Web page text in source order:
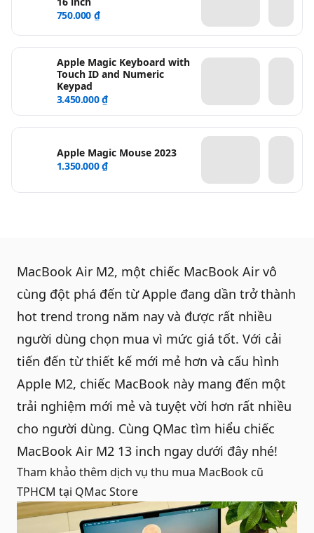
750.000 ₫
Apple Magic Keyboard with
Touch ID and Numeric
Keypad
3.450.000 ₫
Apple Magic Mouse 2023
1.350.000 ₫
MacBook Air M2, một chiếc MacBook Air vô
cùng đột phá đến từ Apple đang dần trở thành
hot trend trong năm nay và được rất nhiều
người dùng chọn mua vì mức giá tốt. Với cải
tiến đến từ thiết kế mới mẻ hơn và cấu hình
Apple M2, chiếc MacBook này mang đến một
trải nghiệm mới mẻ và tuyệt vời hơn rất nhiều
cho người dùng. Cùng QMac tìm hiểu chiếc
MacBook Air M2 13 inch ngay dưới đây nhé!
Tham khảo thêm dịch vụ thu mua MacBook cũ
TPHCM tại QMac Store